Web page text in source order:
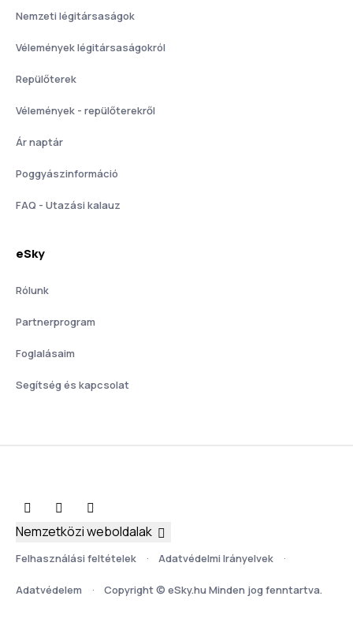
Nemzeti légitársaságok
Vélemények légitársaságokról
Repülőterek
Vélemények - repülőterekről
Ár naptár
Poggyászinformáció
FAQ - Utazási kalauz
eSky
Rólunk
Partnerprogram
Foglalásaim
Segítség és kapcsolat
Felhasználási feltételek Adatvédelmi Irányelvek
Adatvédelem Copyright © eSky.hu Minden jog fenntartva.
Nemzetközi weboldalak